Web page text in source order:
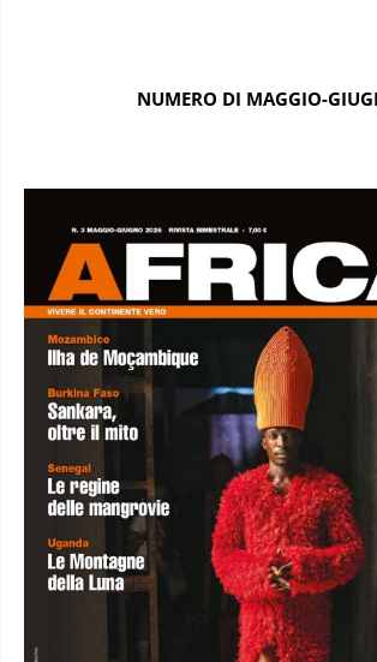
NUMERO DI MAGGIO-